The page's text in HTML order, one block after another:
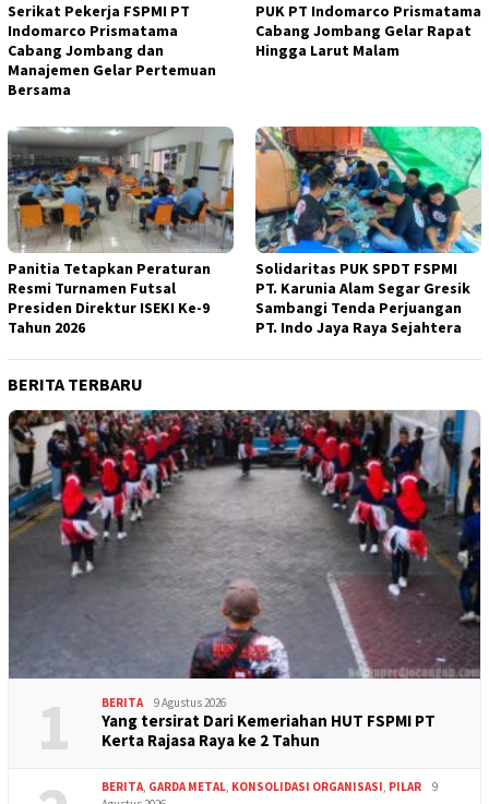
Serikat Pekerja FSPMI PT
Indomarco Prismatama
Cabang Jombang dan
Manajemen Gelar Pertemuan
Bersama
PUK PT Indomarco Prismatama
Cabang Jombang Gelar Rapat
Hingga Larut Malam
Panitia Tetapkan Peraturan
Resmi Turnamen Futsal
Presiden Direktur ISEKI Ke-9
Tahun 2026
Solidaritas PUK SPDT FSPMI
PT. Karunia Alam Segar Gresik
Sambangi Tenda Perjuangan
PT. Indo Jaya Raya Sejahtera
BERITA TERBARU
1 BERITA 9 Agustus 2026
Yang tersirat Dari Kemeriahan HUT FSPMI PT
Kerta Rajasa Raya ke 2 Tahun
BERITA, GARDA METAL, KONSOLIDASI ORGANISASI, PILAR
9